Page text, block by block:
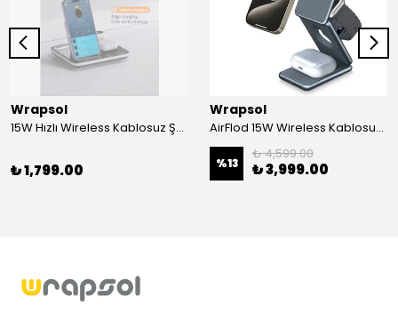
Wrapsol
15W Hızlı Wireless Kablosuz Şarj Standı 4 in 1 Masaüstü İstasyon -iPhone-android-watch-airpods Uyumlu
₺ 1,799.00
Wrapsol
AirFlod 15W Wireless Kablosuz Şarj Standı Alüminyum Katlanabilir 3in1 iPhone-android-watch-airpods
%13
₺ 4,599.00
₺ 3,999.00